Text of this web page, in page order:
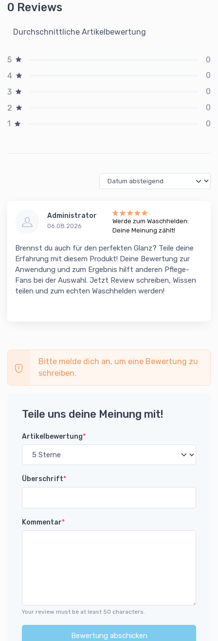
0 Reviews
Durchschnittliche Artikelbewertung
5
0
4
0
3
0
2
0
1
0
Administrator
06.08.2026
Werde zum Waschhelden:
Deine Meinung zählt!
Brennst du auch für den perfekten Glanz? Teile deine
Erfahrung mit diesem Produkt! Deine Bewertung zur
Anwendung und zum Ergebnis hilft anderen Pflege-
Fans bei der Auswahl. Jetzt Review schreiben, Wissen
teilen und zum echten Waschhelden werden!
Bitte melde dich an, um eine Bewertung zu
schreiben.
Teile uns deine Meinung mit!
Artikelbewertung*
Überschrift*
Kommentar*
Your review must be at least 50 characters.
Bewertung abschicken